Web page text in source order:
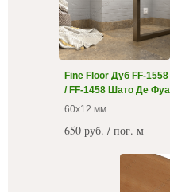
Fine Floor Дуб FF-1558
/ FF-1458 Шато Де Фуа
60x12 мм
650 руб. / пог. м